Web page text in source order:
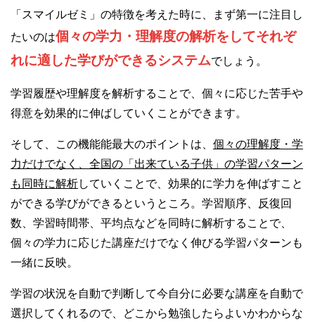
「スマイルゼミ」の特徴を考えた時に、まず第一に注目し
たいのは個々の学力・理解度の解析をしてそれぞ
れに適した学びができるシステムでしょう。
学習履歴や理解度を解析することで、個々に応じた苦手や
得意を効果的に伸ばしていくことができます。
そして、この機能能最大のポイントは、 個々の理解度・学
力だけでなく、全国の「出来ている子供」の学習パターン
も同時に解析していくことで、効果的に学力を伸ばすこと
ができる学びができるというところ。学習順序、反復回
数、学習時間帯、平均点などを同時に解析することで、
個々の学力に応じた講座だけでなく伸びる学習パターンも
一緒に反映。
学習の状況を自動で判断して今自分に必要な講座を自動で
選択してくれるので、どこから勉強したらよいかわからな